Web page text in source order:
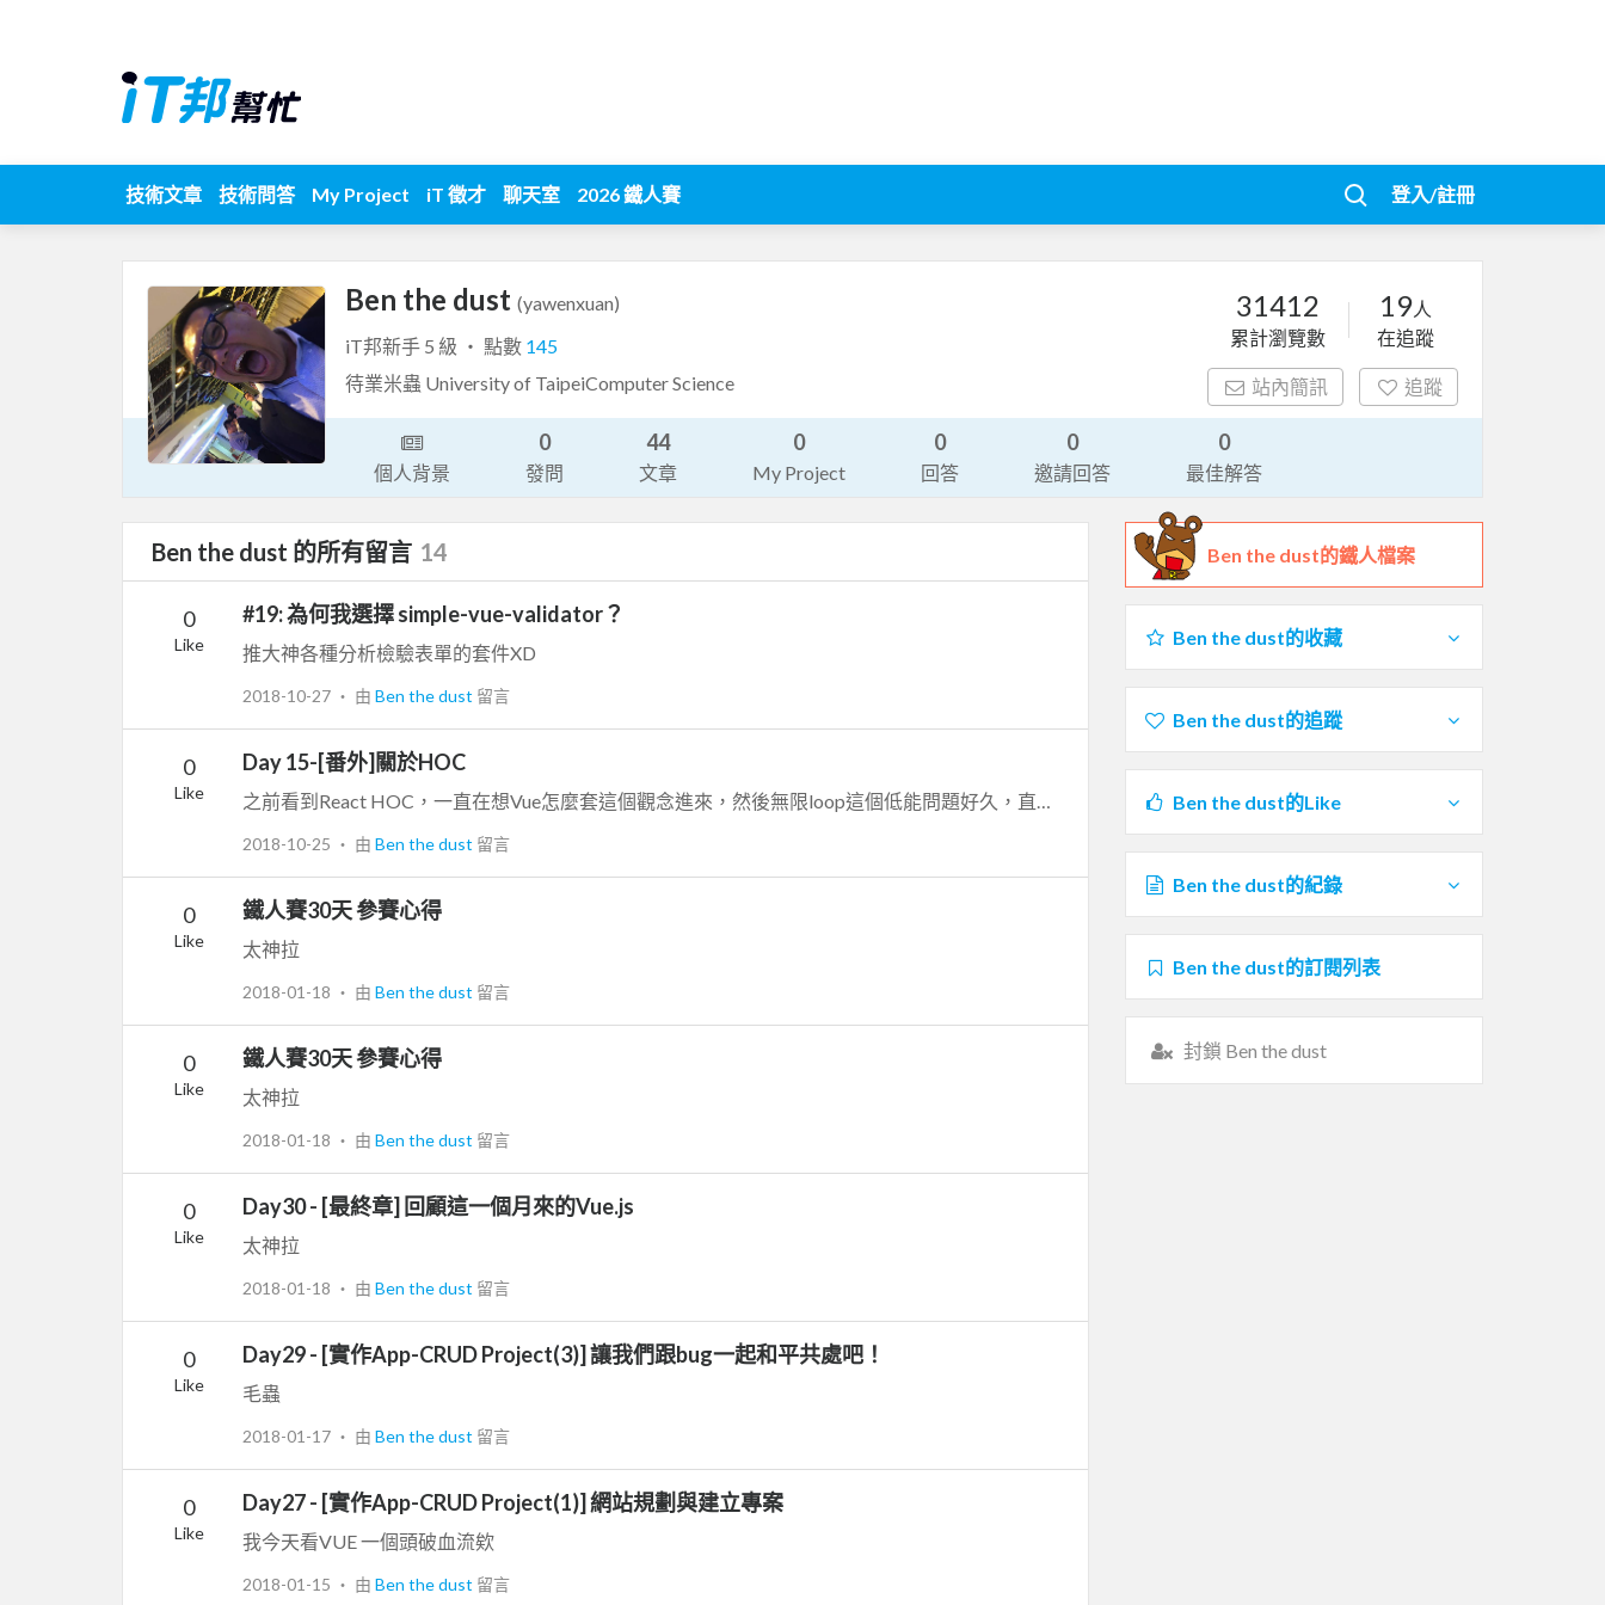
技術文章 技術問答 My Project iT 徵才 聊天室 2026 鐵人賽 登入/註冊
Ben the dust (yawenxuan)
iT邦新手 5 級 ‧ 點數 145
待業米蟲 University of TaipeiComputer Science
31412
累計瀏覽數
19人
在追蹤
站內簡訊 追蹤
個人背景
0
發問
44
文章
0
My Project
0
回答
0
邀請回答
0
最佳解答
Ben the dust 的所有留言 14
0
Like
#19: 為何我選擇 simple-vue-validator？
推大神各種分析檢驗表單的套件XD
2018-10-27 ‧ 由 Ben the dust 留言
0
Like
Day 15-[番外]關於HOC
2018-10-25 ‧ 由 Ben the dust 留言
0
Like
鐵人賽30天 參賽心得
太神拉
2018-01-18 ‧ 由 Ben the dust 留言
0
Like
鐵人賽30天 參賽心得
太神拉
2018-01-18 ‧ 由 Ben the dust 留言
0
Like
Day30 - [最終章] 回顧這一個月來的Vue.js
太神拉
2018-01-18 ‧ 由 Ben the dust 留言
0
Like
Day29 - [實作App-CRUD Project(3)] 讓我們跟bug一起和平共處吧！
毛蟲
2018-01-17 ‧ 由 Ben the dust 留言
0
Like
Day27 - [實作App-CRUD Project(1)] 網站規劃與建立專案
我今天看VUE 一個頭破血流欸
2018-01-15 ‧ 由 Ben the dust 留言
Ben the dust的鐵人檔案
Ben the dust的收藏
Ben the dust的追蹤
Ben the dust的Like
Ben the dust的紀錄
Ben the dust的訂閱列表
封鎖 Ben the dust